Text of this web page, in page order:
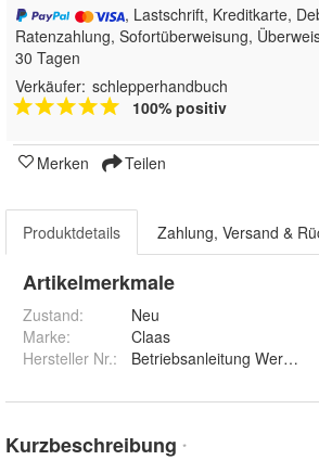
, Lastschrift, Kreditkarte,
Ratenzahlung, Sofortüberweisung,
30 Tagen
Verkäufer: schlepperhandbuch
100% positiv
Merken Teilen
Produktdetails Zahlung, Versand &
Artikelmerkmale
Zustand:
Neu
Marke:
Claas
Hersteller Nr.:
Betriebsanleitung
Kurzbeschreibung *